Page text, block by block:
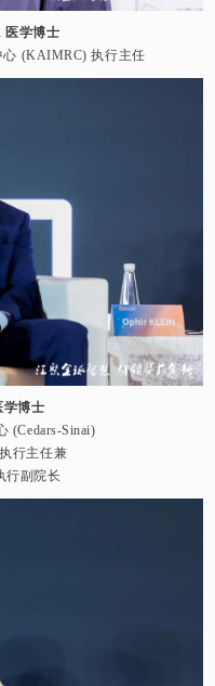
医学博士
心 (KAIMRC) 执行主任
博士
(Cedars-Sinai)
行主任兼
行副院长